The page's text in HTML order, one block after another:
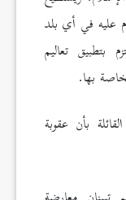
عليه في أي بلد
تعاليم
بها.
بأن عقوبة